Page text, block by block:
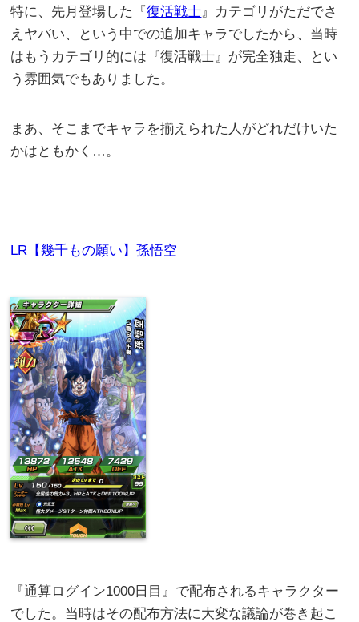
特に、先月登場した『復活戦士』カテゴリがただでさ
えヤバい、という中での追加キャラでしたから、当時
はもうカテゴリ的には『復活戦士』が完全独走、とい
う雰囲気でもありました。
まあ、そこまでキャラを揃えられた人がどれだけいた
かはともかく…。
LR【幾千もの願い】孫悟空
『通算ログイン1000日目』で配布されるキャラクター
でした。当時はその配布方法に大変な議論が巻き起こ